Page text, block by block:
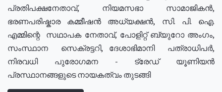
പ്രതിപക്ഷനേതാവ്, നിയമസഭാ സാമാജികൻ,
ഭരണപരിഷ്കാര കമ്മീഷൻ അധ്യക്ഷൻ, സി. പി. ഐ.
എമ്മിന്റെ സഥാപക നേതാവ്, പോളിറ്റ് ബ്യുറോ അംഗം,
സംസ്ഥാന സെക്രട്ടറി, ദേശാഭിമാനി പത്രാധിപർ,
നിരവധി പുരോഗമന - ട്രേഡ് യൂണിയൻ
പ്രസ്ഥാനങ്ങളുടെ നായകത്വം തുടങ്ങി